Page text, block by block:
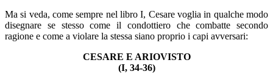
Ma si veda, come sempre nel libro I, Cesare voglia in qualche modo
disegnare se stesso come il condottiero che combatte secondo
ragione e come a violare la stessa siano proprio i capi avversari:
CESARE E ARIOVISTO
(I, 34-36)